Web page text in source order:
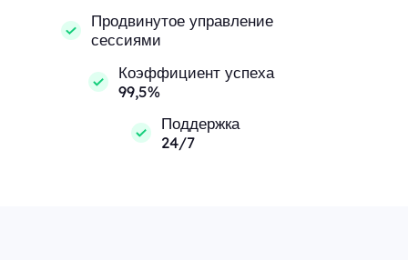
Продвинутое управление
сессиями
Коэффициент успеха
99,5%
Поддержка
24/7